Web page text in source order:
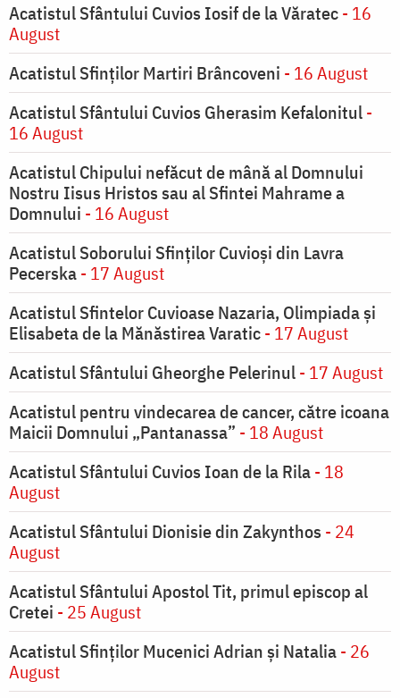
Acatistul Sfântului Cuvios Iosif de la Văratec- 16
August
Acatistul Sfinților Martiri Brâncoveni - 16 August
Acatistul Sfântului Cuvios Gherasim Kefalonitul-
16 August
Acatistul Chipului nefăcut de mână al Domnului
Nostru Iisus Hristos sau al Sfintei Mahrame a
Domnului - 16 August
Acatistul Soborului Sfinților Cuvioși din Lavra
Pecerska- 17 August
Acatistul Sfintelor Cuvioase Nazaria, Olimpiada și
Elisabeta de la Mănăstirea Varatic- 17 August
Acatistul Sfântului Gheorghe Pelerinul- 17 August
Acatistul pentru vindecarea de cancer, către icoana
Maicii Domnului „Pantanassa” - 18 August
Acatistul Sfântului Cuvios Ioan de la Rila- 18
August
Acatistul Sfântului Dionisie din Zakynthos - 24
August
Acatistul Sfântului Apostol Tit, primul episcop al
Cretei - 25 August
Acatistul Sfinților Mucenici Adrian și Natalia- 26
August